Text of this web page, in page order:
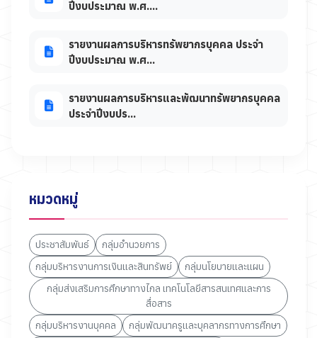
ปีงบประมาณ พ.ศ....
รายงานผลการบริหารทรัพยากรบุคคล ประจำ
ปีงบประมาณ พ.ศ...
รายงานผลการบริหารและพัฒนาทรัพยากรบุคคล
ประจำปีงบปร...
หมวดหมู่
ประชาสัมพันธ์
กลุ่มอำนวยการ
กลุ่มบริหารงานการเงินและสินทรัพย์
กลุ่มนโยบายและแผน
กลุ่มส่งเสริมการศึกษาทางไกล เทคโนโลยีสารสนเทศและการ
สื่อสาร
กลุ่มบริหารงานบุคคล
กลุ่มพัฒนาครูและบุคลากรทางการศึกษา